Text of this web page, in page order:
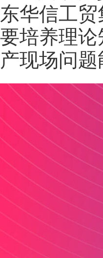
东华信工
要培养理
产现场问